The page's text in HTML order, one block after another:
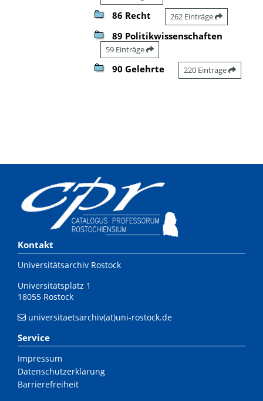
86 Recht 262 Einträge
89 Politikwissenschaften
59 Einträge
90 Gelehrte 220 Einträge
Kontakt
Universitätsarchiv Rostock
Universitätsplatz 1
18055 Rostock
universitaetsarchiv(at)uni-rostock.de
Service
Impressum
Datenschutzerklärung
Barrierefreiheit